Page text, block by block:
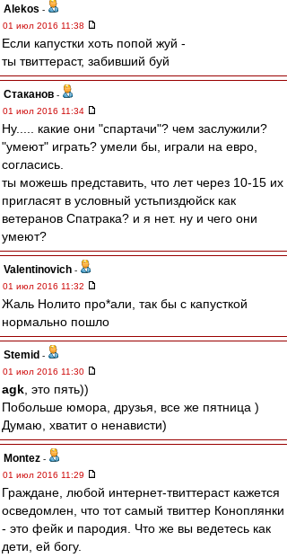
Alekos -
01 июл 2016 11:38
Если капустки хоть попой жуй -
ты твиттераст, забивший буй
Cтаканов -
01 июл 2016 11:34
Ну..... какие они "спартачи"? чем заслужили?
"умеют" играть? умели бы, играли на евро,
согласись.
ты можешь представить, что лет через 10-15 их
пригласят в условный устьпиздюйск как
ветеранов Спатрака? и я нет. ну и чего они
умеют?
Valentinovich -
01 июл 2016 11:32
Жаль Нолито про*али, так бы с капусткой
нормально пошло
Stemid -
01 июл 2016 11:30
agk , это пять))
Побольше юмора, друзья, все же пятница )
Думаю, хватит о ненависти)
Montez -
01 июл 2016 11:29
Граждане, любой интернет-твиттераст кажется
осведомлен, что тот самый твиттер Коноплянки
- это фейк и пародия. Что же вы ведетесь как
дети, ей богу.